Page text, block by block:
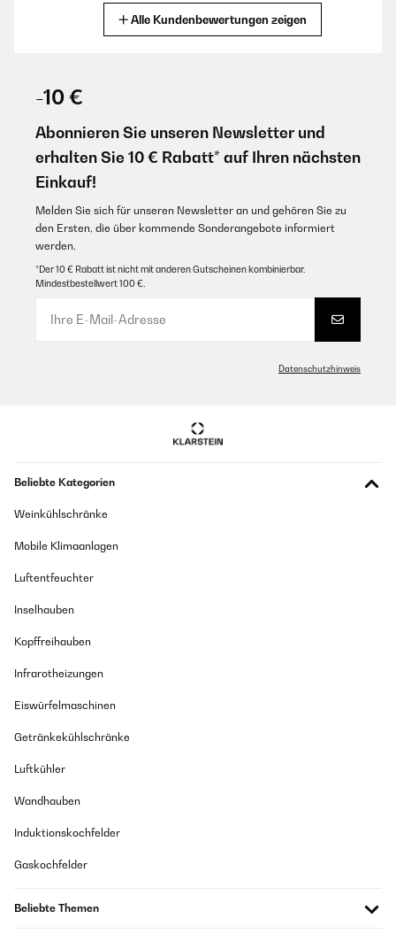
motors so you can barely hear them operating. Many
programmable functions from 650 tpd to 1950tpd. Most
important is, in contradiction to many other winders, it operates
having a break and no risk to be over winded. It has an extra
your collection, watches are always set to the upright condition
after cycle is finished or door is open making the device user
friendly and watches easy to be taken out.Extra shelf at the top
them safe.Materials used are of high quality, durability I can’t say
as I have it only since a week but until now no problems. Very
good price to quality ratio. If it works without any faults for next
collection grows.Only word of criticism is description of device
could be better online to also explain winder is making 12h stops
the watch for 1 minute and then takes nearly 9 minutes break to
GEPRÜFTE BEWERTUNG
capacidad para albergar un total de 5 relojes, 2 de ellos con
funcionamiento muy intuitivo.
Usuario/a de amazon
Utente Amazon
Alle Kundenbewertungen zeigen
-10 €
Abonnieren Sie unseren Newsletter und
erhalten Sie 10 € Rabatt* auf Ihren nächsten
Einkauf!
Melden Sie sich für unseren Newsletter an und gehören Sie zu
den Ersten, die über kommende Sonderangebote informiert
werden.
*Der 10 € Rabatt ist nicht mit anderen Gutscheinen kombinierbar.
Mindestbestellwert 100 €.
Datenschutzhinweis
Beliebte Kategorien
Weinkühlschränke
Mobile Klimaanlagen
Luftentfeuchter
Inselhauben
Kopffreihauben
Infrarotheizungen
Eiswürfelmaschinen
Getränkekühlschränke
Luftkühler
Wandhauben
Induktionskochfelder
Gaskochfelder
Beliebte Themen